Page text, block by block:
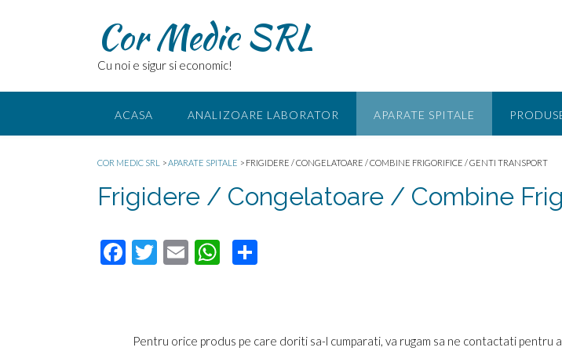
Cor Medic SRL
Cu noi e sigur si economic!
ACASA ANALIZOARE LABORATOR APARATE SPITALE
COR MEDIC SRL >APARATE SPITALE > FRIGIDERE / CONGELATOARE / COMBINE FRIGORIFICE / GENTI TRANSPORT
Frigidere / Congelatoare / Combine
F
T
E
W
Pentru orice produs pe care doriti sa-l cumparati, va rugam sa ne contactati pentru